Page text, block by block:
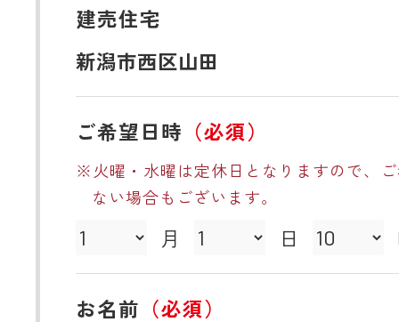
建売住宅
新潟市西区山田
ご希望日時 （必須）
※火曜・水曜は定休日となりますので、
ない場合もございます。
月 日
お名前 （必須）